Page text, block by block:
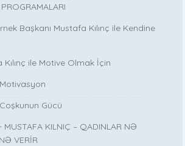
Başkanı Mustafa Kılınç ile Kendine
ile Motive Olmak İçin
Gücü
MUSTAFA KILNIÇ – QADINLAR NƏ
VERİR